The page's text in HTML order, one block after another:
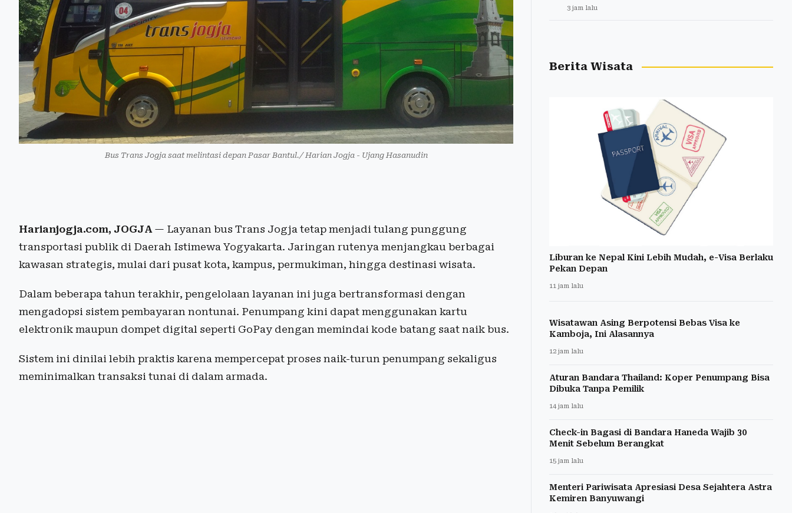
Bus Trans Jogja saat melintasi depan Pasar Bantul./ Harian Jogja - Ujang Hasanudin
Harianjogja.com, JOGJA — Layanan bus Trans Jogja tetap menjadi tulang punggung
transportasi publik di Daerah Istimewa Yogyakarta. Jaringan rutenya menjangkau berbagai
kawasan strategis, mulai dari pusat kota, kampus, permukiman, hingga destinasi wisata.
Dalam beberapa tahun terakhir, pengelolaan layanan ini juga bertransformasi dengan
mengadopsi sistem pembayaran nontunai. Penumpang kini dapat menggunakan kartu
elektronik maupun dompet digital seperti GoPay dengan memindai kode batang saat naik bus.
Sistem ini dinilai lebih praktis karena mempercepat proses naik-turun penumpang sekaligus
meminimalkan transaksi tunai di dalam armada.
3 jam lalu
Berita Wisata
Liburan ke Nepal Kini Lebih Mudah, e-Visa Berlaku
Pekan Depan
11 jam lalu
Wisatawan Asing Berpotensi Bebas Visa ke
Kamboja, Ini Alasannya
12 jam lalu
Aturan Bandara Thailand: Koper Penumpang Bisa
Dibuka Tanpa Pemilik
14 jam lalu
Check-in Bagasi di Bandara Haneda Wajib 30
Menit Sebelum Berangkat
15 jam lalu
Menteri Pariwisata Apresiasi Desa Sejahtera Astra
Kemiren Banyuwangi